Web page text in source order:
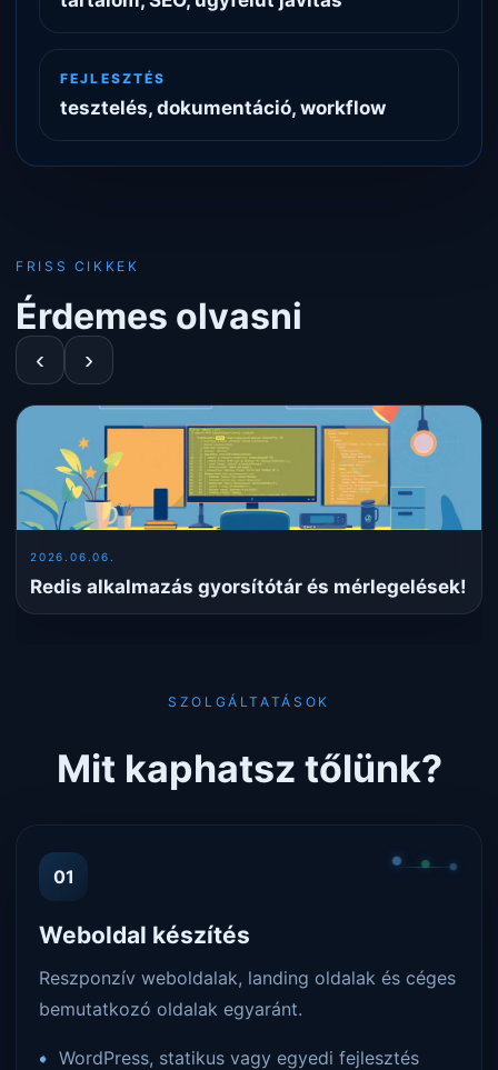
FEJLESZTÉS
tesztelés, dokumentáció, workflow
FRISS CIKKEK
Érdemes olvasni
‹ ›
2026.06.06.
Redis alkalmazás gyorsítótár és mérlegelések!
SZOLGÁLTATÁSOK
Mit kaphatsz tőlünk?
01
Weboldal készítés
Reszponzív weboldalak, landing oldalak és céges
bemutatkozó oldalak egyaránt.
WordPress, statikus vagy egyedi fejlesztés